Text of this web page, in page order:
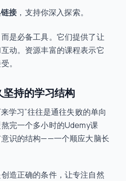
接，支持你深入探索。
是必备工具。它们提供了让
动。资源丰富的课程表示它
。
持的学习结构
学习”往往是通往失败的单向
完一个多小时的Udemy课
识的结构——一个顺应大脑长
造正确的条件，让专注自然